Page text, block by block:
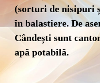
(sorturi de nisipuri
în balastiere. De
Cândești sunt
apă potabilă.